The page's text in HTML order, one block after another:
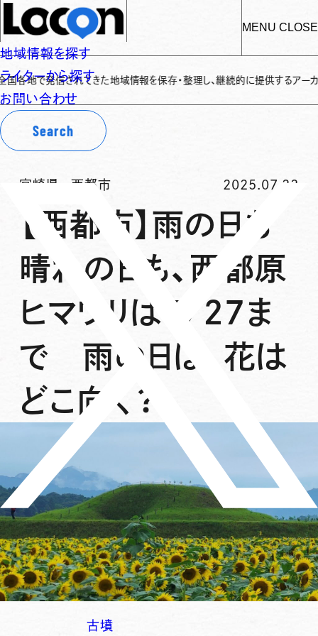
MENU CLOSE
地域情報を探す
ライターから探す
お問い合わせ
Search
信されてきた地域情報を保存・整理し、継続的に提供するアーカイブサイト
宮崎県 西都市 2025.07.23
【西都市】雨の日も
晴れの日も、西都原
ヒマワリは7/27ま
で 雨の日は、花は
どこ向く？
古墳